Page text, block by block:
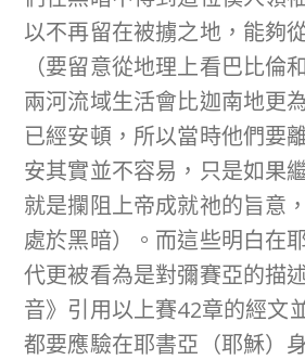
以不再留在被擄之地，能夠
（要留意從地理上看巴比倫
兩河流域生活會比迦南地更
已經安頓，所以當時他們要
安其實並不容易，只是如果
就是攔阻上帝成就祂的旨意
處於黑暗）。而這些明白在
代更被看為是對彌賽亞的描
音》引用以上賽42章的經文
都要應驗在耶書亞（耶穌）